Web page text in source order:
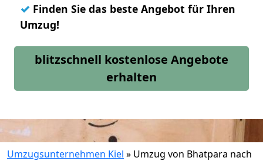
✓ Finden Sie das beste Angebot für Ihren
Umzug!
blitzschnell kostenlose Angebote
erhalten
Umzugsunternehmen Kiel » Umzug von Bhatpara nach